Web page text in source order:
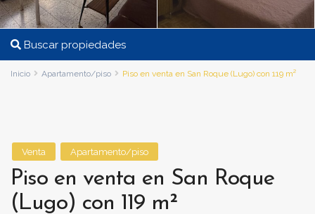
Buscar propiedades
Inicio Apartamento/piso Piso en venta en San Roque (Lugo) con 119 m²
Venta Apartamento/piso
Piso en venta en San Roque
(Lugo) con 119 m²